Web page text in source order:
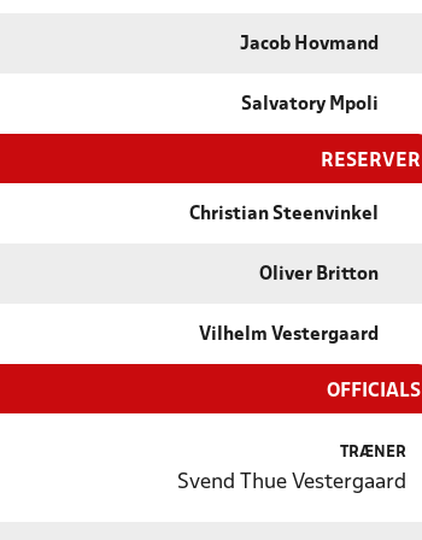
Jacob Hovmand
Salvatory Mpoli
RESERVER
Christian Steenvinkel
Oliver Britton
Vilhelm Vestergaard
OFFICIALS
TRÆNER
Svend Thue Vestergaard